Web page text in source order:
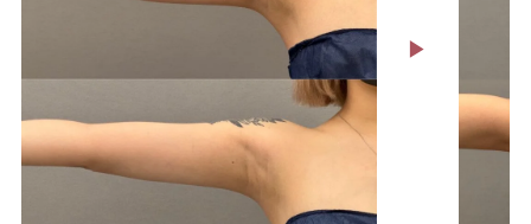
ハイフ・RF治療
脂肪注入
肌の施術
ボトックス
▶︎